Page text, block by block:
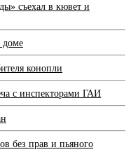
съехал в кювет и
доме
конопли
с инспекторами ГАИ
без прав и пьяного